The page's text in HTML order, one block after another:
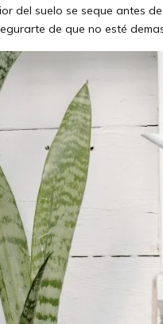
del suelo se seque antes
de que no esté